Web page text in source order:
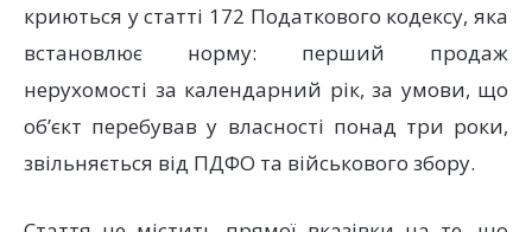
криються у статті 172 Податкового кодексу, яка
встановлює норму: перший продаж
нерухомості за календарний рік, за умови, що
об’єкт перебував у власності понад три роки,
звільняється від ПДФО та військового збору.